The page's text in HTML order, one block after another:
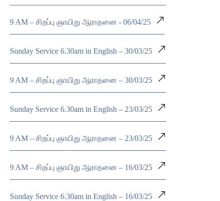
9 AM – சிறப்பு ஞாயிறு ஆராதனை - 06/04/25
Sunday Service 6.30am in English – 30/03/25
9 AM – சிறப்பு ஞாயிறு ஆராதனை – 30/03/25
Sunday Service 6.30am in English – 23/03/25
9 AM – சிறப்பு ஞாயிறு ஆராதனை – 23/03/25
9 AM – சிறப்பு ஞாயிறு ஆராதனை – 16/03/25
Sunday Service 6.30am in English – 16/03/25